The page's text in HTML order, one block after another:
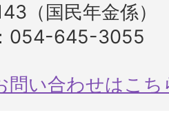
（国民年金係）
054-645-3055
問い合わせはこち